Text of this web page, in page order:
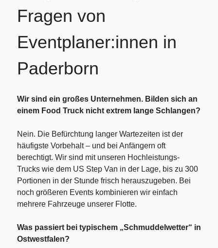
Fragen von
Eventplaner:innen in
Paderborn
Wir sind ein großes Unternehmen. Bilden sich an
einem Food Truck nicht extrem lange Schlangen?
Nein. Die Befürchtung langer Wartezeiten ist der
häufigste Vorbehalt – und bei Anfängern oft
berechtigt. Wir sind mit unseren Hochleistungs-
Trucks wie dem US Step Van in der Lage, bis zu 300
Portionen in der Stunde frisch herauszugeben. Bei
noch größeren Events kombinieren wir einfach
mehrere Fahrzeuge unserer Flotte.
Was passiert bei typischem „Schmuddelwetter“ in
Ostwestfalen?